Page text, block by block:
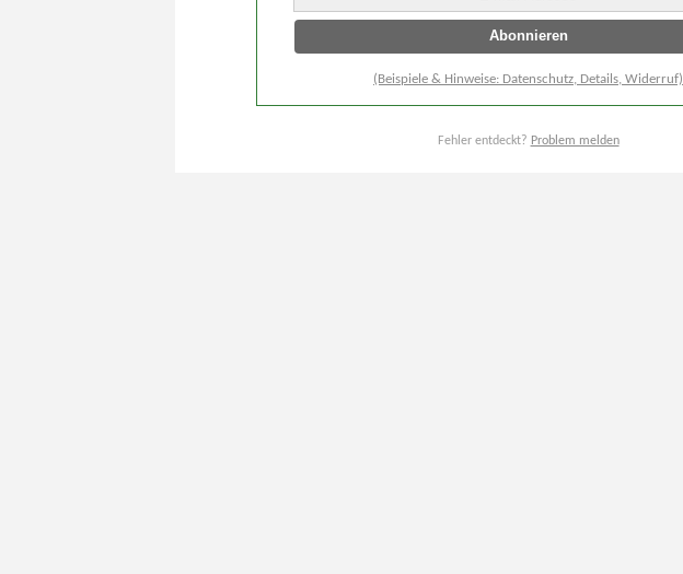
(Beispiele & Hinweise: Datenschutz, Details, Widerruf)
Fehler entdeckt? Problem melden